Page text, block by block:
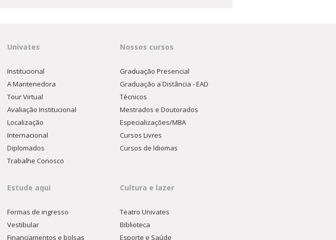
Univates
Institucional
A Mantenedora
Tour Virtual
Avaliação Institucional
Localização
Internacional
Diplomados
Trabalhe Conosco
Nossos cursos
Graduação Presencial
Graduação a Distância - EAD
Técnicos
Mestrados e Doutorados
Especializações/MBA
Cursos Livres
Cursos de Idiomas
Estude aqui
Formas de ingresso
Vestibular
Financiamentos e bolsas
Cultura e lazer
Teatro Univates
Biblioteca
Esporte e Saúde